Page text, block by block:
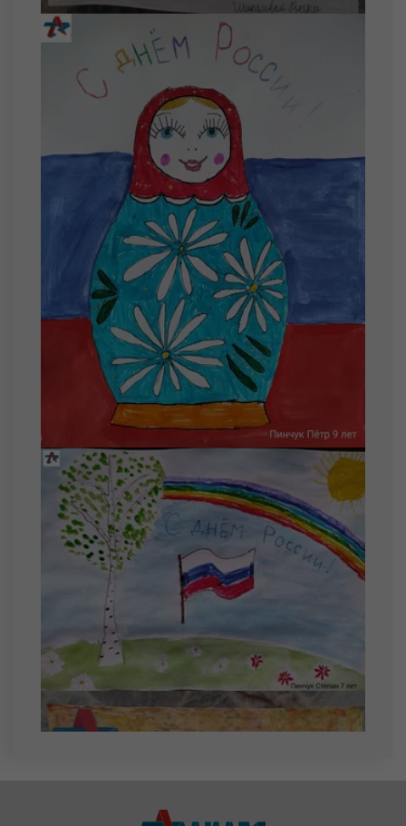
Зубакин Тимофей Павлович
19 августа
Карпекин Михаил Сергеевич
20 августа
Дорофеев Артем Андреевич
Пастухов Илья Андреевич
Соколов Захар Дмитриевич
21 августа
Кузоваткин Никита Михайлович
22 августа
Бабин Иван Александрович
Тихонов Глеб Сергеевич
23 августа
Беркус Богдан Сергеевич
Машкин Александр Михайлович
24 августа
Меднис Иван Андреевич
Стариков Максим Владимирович
25 августа
Потапов Данила Дмитриевич
26 августа
Мочалов Павел Александрович
Топко Алан Алексеевич
27 августа
Лоскутов Владислав Евгеньевич
Лоскутов Ярослав Евгеньевич
Марков Максим Сергеевич
28 августа
Солохин Егор Валерьевич
Фурсов Семен Евгеньевич
29 августа
Рагузов Александр Ильич
Тихтилов Сергей Александрович
Шмыков Артём Константинович
Отинов Михаил Вячеславович